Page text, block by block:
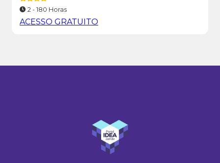
2 - 180 Horas
ACESSO GRATUITO